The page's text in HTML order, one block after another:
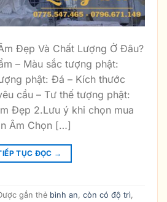
Đẹp Và Chất Lượng Ở Đâu?
– Màu sắc tượng phật:
phật: Đá – Kích thước
cầu – Tư thế tượng phật:
Đẹp 2.Lưu ý khi chọn mua
Âm Chọn […]
TỤC ĐỌC →
gắn thẻ bình an, còn có độ trì,